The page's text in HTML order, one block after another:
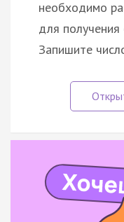
необходимо
для получения
Запишите